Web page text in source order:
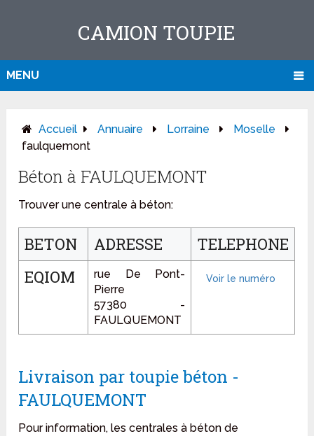
CAMION TOUPIE
MENU
Accueil Annuaire Lorraine
Moselle
faulquemont
Béton à FAULQUEMONT
Trouver une centrale à béton:
BETON ADRESSE
TELEPHONE
EQIOM
rue De Pont-
Pierre
57380 -
FAULQUEMONT
Livraison par toupie béton -
FAULQUEMONT
Pour information, les centrales à béton de